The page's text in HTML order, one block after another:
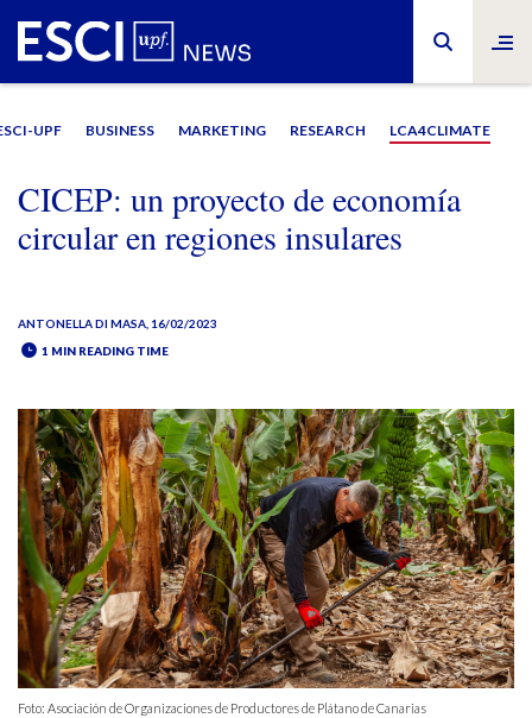
UPF BUSINESS MARKETING RESEARCH LCA4CLIMATE
CICEP: un proyecto de economía
circular en regiones insulares
ANTONELLA DI MASA , 16/02/2023
1 MIN READING TIME
Foto: Asociación de Organizaciones de Productores de Plátano de Canarias